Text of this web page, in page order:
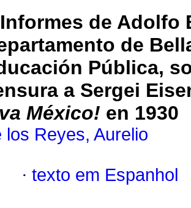
Informes de Adolfo
de
Pública,
a Sergei
México! en 1930
los Reyes, Aurelio
· texto em Espanhol